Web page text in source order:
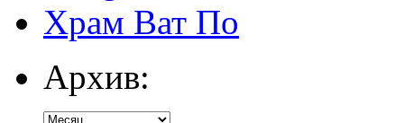
Храм Ват По
Архив: